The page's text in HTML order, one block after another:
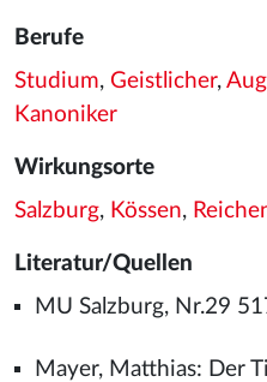
Berufe
Studium, Geistlicher,
Kanoniker
Wirkungsorte
Salzburg, Kössen,
Literatur/Quellen
MU Salzburg, Nr.29
Mayer, Matthias: Der